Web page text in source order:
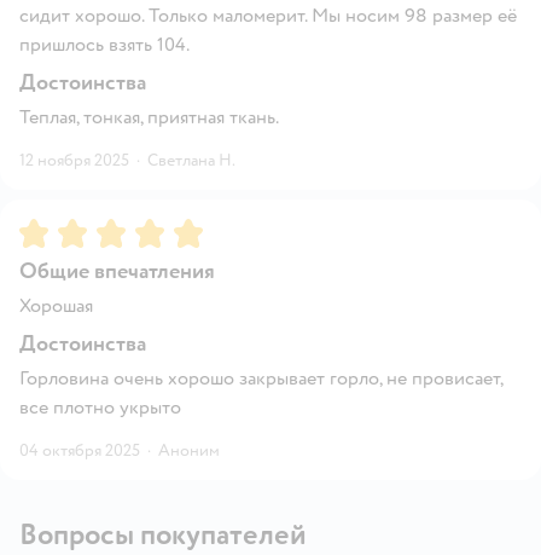
сидит хорошо. Только маломерит. Мы носим 98 размер её
пришлось взять 104.
Достоинства
Теплая, тонкая, приятная ткань.
12 ноября 2025 · Светлана Н.
Рейтинг:5
Общие впечатления
Хорошая
Достоинства
Горловина очень хорошо закрывает горло, не провисает,
все плотно укрыто
04 октября 2025 · Аноним
Вопросы покупателей